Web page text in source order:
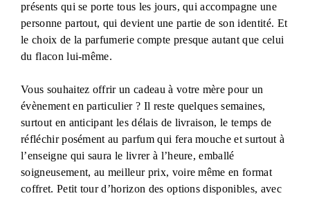
présents qui se porte tous les jours, qui accompagne une
personne partout, qui devient une partie de son identité. Et
le choix de la parfumerie compte presque autant que celui
du flacon lui-même.
Vous souhaitez offrir un cadeau à votre mère pour un
évènement en particulier ? Il reste quelques semaines,
surtout en anticipant les délais de livraison, le temps de
réfléchir posément au parfum qui fera mouche et surtout à
l’enseigne qui saura le livrer à l’heure, emballé
soigneusement, au meilleur prix, voire même en format
coffret. Petit tour d’horizon des options disponibles, avec